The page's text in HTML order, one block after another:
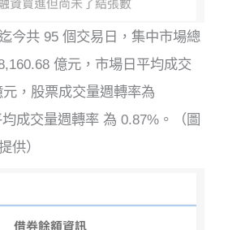
今共 95 個交易日，集中市場總
億元，市場日平均成交
，股票成交量週轉率為
成交量週轉率 為 0.87%。（圖
供）